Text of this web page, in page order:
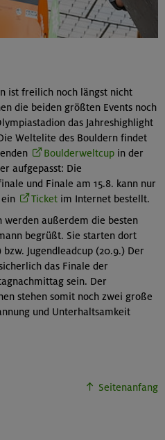
ist freilich noch längst nicht
die beiden größten Events noch
das Jahreshighlight
Weltelite des Bouldern findet
Boulderweltcup in der
aufgepasst: Die
und Finale am 15.8. kann nur
Ticket im Internet bestellt.
werden außerdem die besten
begrüßt. Sie starten dort
Jugendleadcup (20.9.) Der
das Finale der
sein. Der
stehen somit noch zwei große
und Unterhaltsamkeit
Seitenanfang